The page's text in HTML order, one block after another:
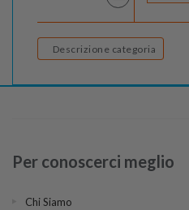
Descrizione categoria
Per conoscerci meglio
Chi Siamo